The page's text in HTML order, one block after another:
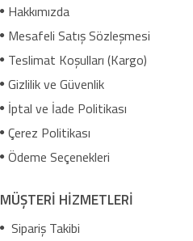
Hakkımızda
Mesafeli Satış Sözleşmesi
Teslimat Koşulları (Kargo)
Gizlilik ve Güvenlik
İptal ve İade Politikası
Çerez Politikası
Ödeme Seçenekleri
MÜŞTERİ HİZMETLERİ
Sipariş Takibi